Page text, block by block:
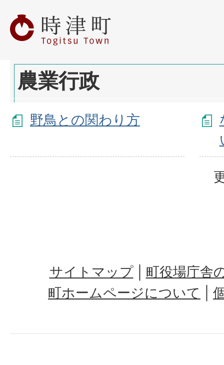
農業行政
野鳥との関わり方
サイトマップ
町役場庁舎
町ホームページについて